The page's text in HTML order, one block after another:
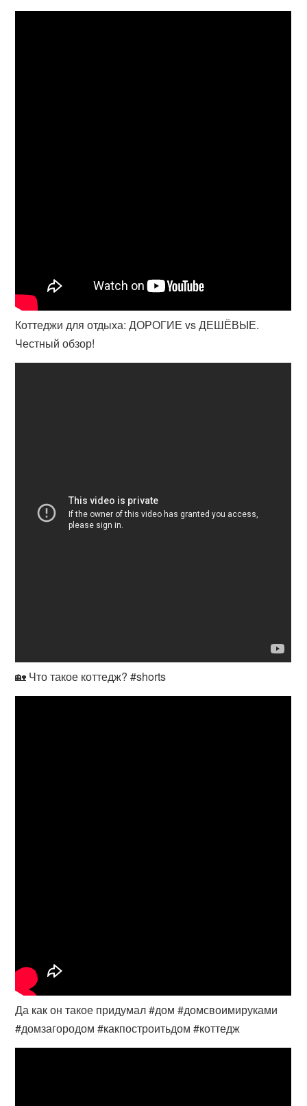
Коттеджи для отдыха: ДОРОГИЕ vs ДЕШЁВЫЕ.
Честный обзор!
🏡 Что такое коттедж? #shorts
Да как он такое придумал #дом #домсвоимируками
#домзагородом #какпостроитьдом #коттедж